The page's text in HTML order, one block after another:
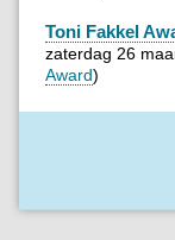
Toni Fakkel
zaterdag 26
Award)